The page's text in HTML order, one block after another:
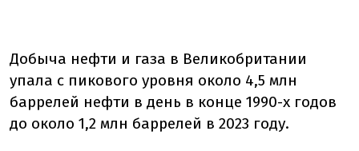
Добыча нефти и газа в Великобритании
упала с пикового уровня около 4,5 млн
баррелей нефти в день в конце 1990-х годов
до около 1,2 млн баррелей в 2023 году.